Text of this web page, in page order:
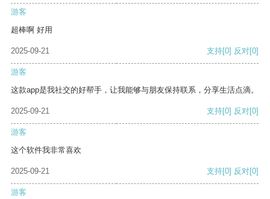
游客
超棒啊 好用
2025-09-21 支持[0] 反对[0]
游客
这款app是我社交的好帮手，让我能够与朋友保持联系，分享生活点滴。
2025-09-21 支持[0] 反对[0]
游客
这个软件我非常喜欢
2025-09-21 支持[0] 反对[0]
游客